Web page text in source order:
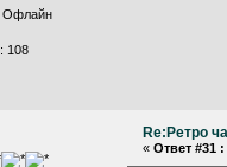
Офлайн
108
Re:Ретро
« Ответ #31 :